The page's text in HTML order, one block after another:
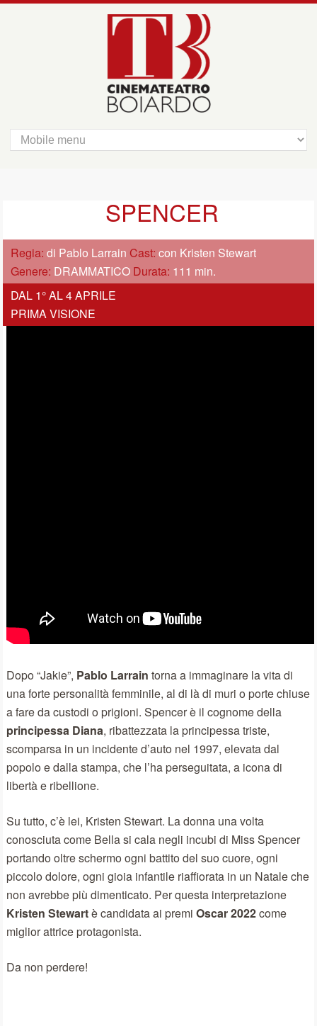
SPENCER
Regia:di Pablo Larrain Cast:con Kristen Stewart
Genere: DRAMMATICO Durata: 111 min.
DAL 1° AL 4 APRILE
PRIMA VISIONE
Dopo “Jakie”, Pablo Larrain torna a immaginare la vita di
una forte personalità femminile, al di là di muri o porte chiuse
a fare da custodi o prigioni. Spencer è il cognome della
principessa Diana, ribattezzata la principessa triste,
scomparsa in un incidente d’auto nel 1997, elevata dal
popolo e dalla stampa, che l’ha perseguitata, a icona di
libertà e ribellione.
Su tutto, c’è lei, Kristen Stewart. La donna una volta
conosciuta come Bella si cala negli incubi di Miss Spencer
portando oltre schermo ogni battito del suo cuore, ogni
piccolo dolore, ogni gioia infantile riaffiorata in un Natale che
non avrebbe più dimenticato. Per questa interpretazione
Kristen Stewartè candidata ai premiOscar 2022come
miglior attrice protagonista.
Da non perdere!